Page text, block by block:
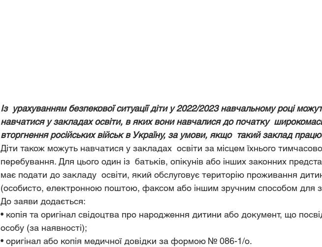
Із  урахуванням безпекової ситуації діти у 2022/2023 навчальному році
навчатися у закладах освіти, в яких вони навчалися до початку
вторгнення російських військ в Україну, за умови, якщо  такий заклад
Діти також можуть навчатися у закладах  освіти за місцем їхнього
перебування. Для цього один із  батьків, опікунів або інших законних
має подати до закладу  освіти, який обслуговує територію проживання
(особисто, електронною поштою, факсом або іншим зручним способом для
До заяви додається:
• копія та оригінал свідоцтва про народження дитини або документ, що
особу (за наявності);
• оригінал або копія медичної довідки за формою № 086-1/о.